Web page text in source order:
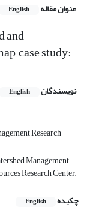
عنوان مقاله English
and
case study:
نویسندگان English
Research
Management
Research Center,
چکیده
English